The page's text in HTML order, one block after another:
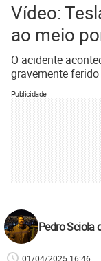
Vídeo:
ao meio
O acidente
gravemente ferido
Publicidade
Pedro Sciola
01/04/2025 16:46